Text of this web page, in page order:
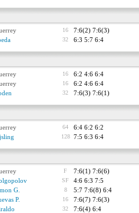
16 7:6(2) 7:6(3)
32 6:3 5:7 6:4
16 6:2 4:6 6:4
16 6:2 4:6 6:4
32 7:6(3) 7:6(1)
64 6:4 6:2 6:2
128 7:5 6:3 6:4
F 7:6(1) 7:6(6)
SF 4:6 6:3 7:5
G. 8 5:7 7:6(8) 6:4
P. 16 7:6(7) 7:6(3)
32 7:6(4) 6:4